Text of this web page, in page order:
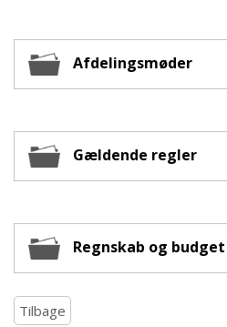
Afdelingsmøder
Gældende regler
Regnskab og budget
Tilbage